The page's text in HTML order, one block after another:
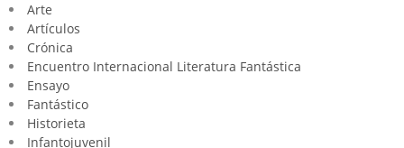
Arte
Artículos
Crónica
Encuentro Internacional Literatura Fantástica
Ensayo
Fantástico
Historieta
Infantojuvenil